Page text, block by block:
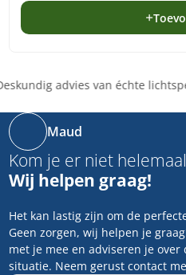
advies van échte
Maud
Kom je er niet
Wij helpen graag!
Het kan lastig zijn om de
Geen zorgen, wij helpen je
met je mee en adviseren je
situatie. Neem gerust contact